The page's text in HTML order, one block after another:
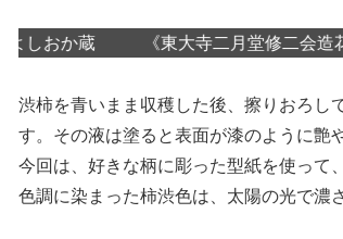
《東大寺二月堂修二会造花（椿）》 染
渋柿を青いまま収穫した後、擦りおろし
す。その液は塗ると表面が漆のように艶
今回は、好きな柄に彫った型紙を使って
色調に染まった柿渋色は、太陽の光で濃